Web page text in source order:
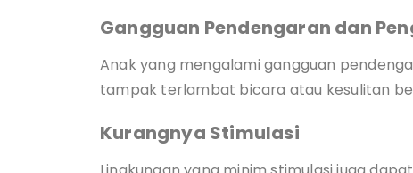
Gangguan Pendengaran dan
Anak yang mengalami gangguan
tampak terlambat bicara atau kesulitan
Kurangnya Stimulasi